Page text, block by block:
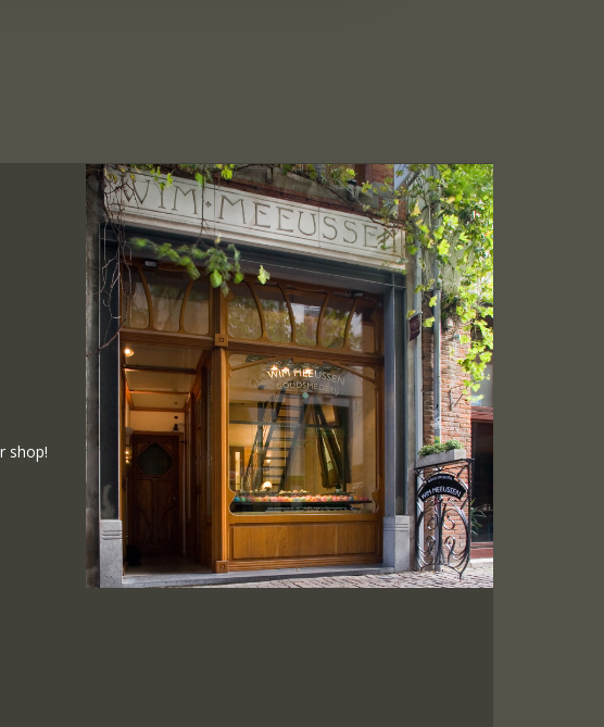
shop!